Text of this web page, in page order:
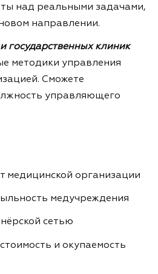
над реальными задачами,
направлении.
государственных клиник
методики управления
Сможете
управляющего
медицинской организации
медучреждения
сетью
и окупаемость